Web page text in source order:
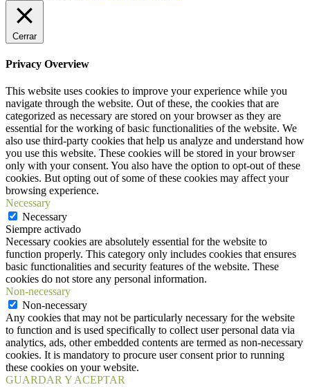
Cerrar
Privacy Overview
This website uses cookies to improve your experience while you
navigate through the website. Out of these, the cookies that are
categorized as necessary are stored on your browser as they are
essential for the working of basic functionalities of the website. We
also use third-party cookies that help us analyze and understand how
you use this website. These cookies will be stored in your browser
only with your consent. You also have the option to opt-out of these
cookies. But opting out of some of these cookies may affect your
browsing experience.
Necessary
Necessary
Siempre activado
Necessary cookies are absolutely essential for the website to
function properly. This category only includes cookies that ensures
basic functionalities and security features of the website. These
cookies do not store any personal information.
Non-necessary
Non-necessary
Any cookies that may not be particularly necessary for the website
to function and is used specifically to collect user personal data via
analytics, ads, other embedded contents are termed as non-necessary
cookies. It is mandatory to procure user consent prior to running
these cookies on your website.
GUARDAR Y ACEPTAR